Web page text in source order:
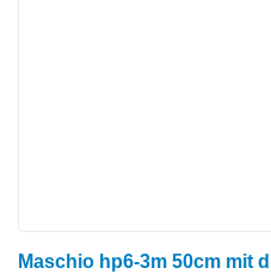
Maschio hp6-3m 50cm mit